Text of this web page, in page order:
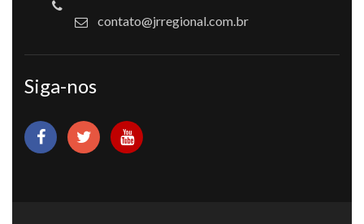
contato@jrregional.com.br
Siga-nos